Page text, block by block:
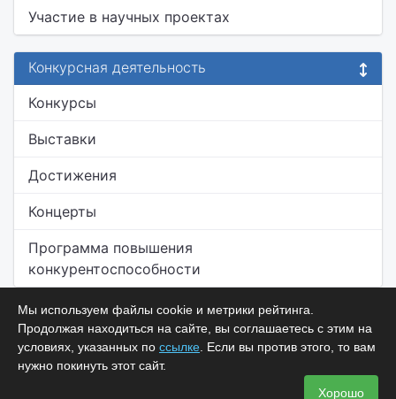
Участие в научных проектах
Конкурсная деятельность
Конкурсы
Выставки
Достижения
Концерты
Программа повышения
конкурентоспособности
Мы используем файлы cookie и метрики рейтинга.
Продолжая находиться на сайте, вы соглашаетесь с этим на
условиях, указанных по ссылке . Если вы против этого, то вам
нужно покинуть этот сайт.
Хорошо